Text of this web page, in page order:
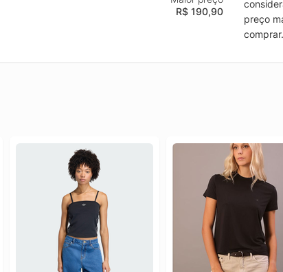
R$ 190,90
preço
comprar.